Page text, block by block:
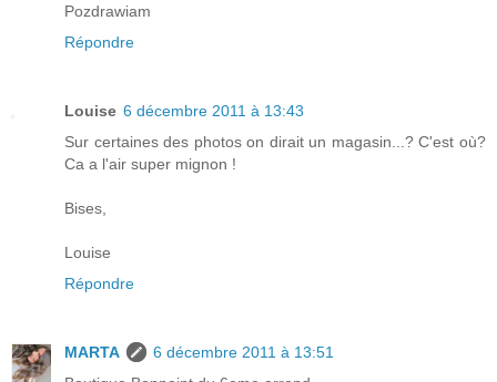
Pozdrawiam
Répondre
Louise 6 décembre 2011 à 13:43
Sur certaines des photos on dirait un magasin...? C'est où?
Ca a l'air super mignon !
Bises,
Louise
Répondre
MARTA
6 décembre 2011 à 13:51